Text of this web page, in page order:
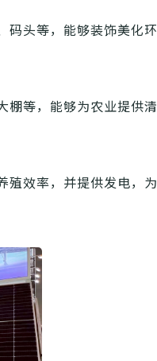
码头等，能够装饰美化环
棚等，能够为农业提供清
殖效率，并提供发电，为